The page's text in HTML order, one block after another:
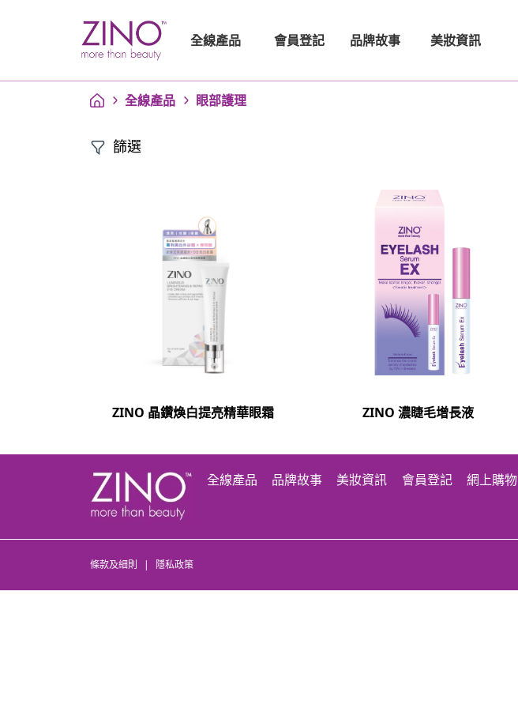
全線產品 會員登記 品牌故事 美妝資訊
全線產品 眼部護理
篩選
ZINO 晶鑽煥白提亮精華眼霜 ZINO 濃睫毛增長液
全線產品 品牌故事 美妝資訊 會員登記 網上購物
條款及細則 | 隱私政策